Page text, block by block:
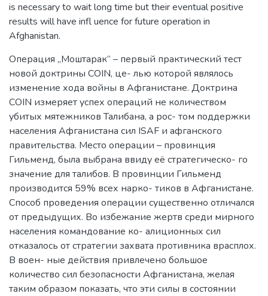
is necessary to wait long time but their eventual positive
results will have infl uence for future operation in
Afghanistan.
Операция „Моштарак” – первый практический тест
новой доктрины COIN, це- лью которой являлось
изменение хода войны в Афганистане. Доктрина
COIN измеряет успех операций не количеством
убитых мятежников Талибана, а рос- том поддержки
населения Афганистана сил ISAF и афганского
правительства. Место операции – провинция
Гильменд, была выбрана ввиду её стратегическо- го
значение для талибов. В провинции Гильменд
производится 59% всех нарко- тиков в Афганистане.
Способ проведения операции существенно отличался
от предыдущих. Во избежание жертв среди мирного
населения командование ко- алиционных сил
отказалось от стратегии захвата противника врасплох.
В воен- ные действия привлечено большое
количество сил безопасности Афганистана, желая
таким образом показать, что эти силы в состоянии